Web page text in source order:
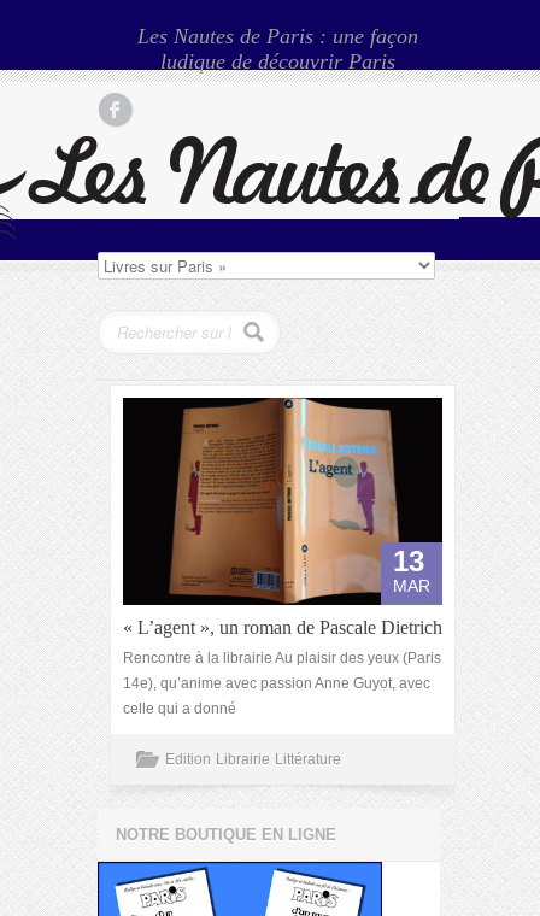
Les Nautes de Paris : une façon
ludique de découvrir Paris
13
MAR
« L’agent », un roman de Pascale Dietrich
Rencontre à la librairie Au plaisir des yeux (Paris
14e), qu’anime avec passion Anne Guyot, avec
celle qui a donné
Edition Librairie Littérature
NOTRE BOUTIQUE EN LIGNE